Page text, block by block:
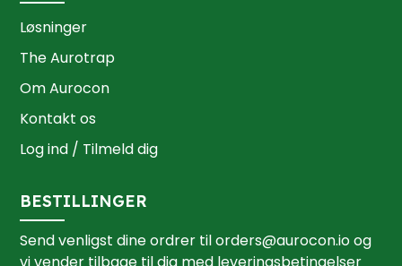
Løsninger
The Aurotrap
Om Aurocon
Kontakt os
Log ind / Tilmeld dig
BESTILLINGER
Send venligst dine ordrer tilorders@aurocon.ioog